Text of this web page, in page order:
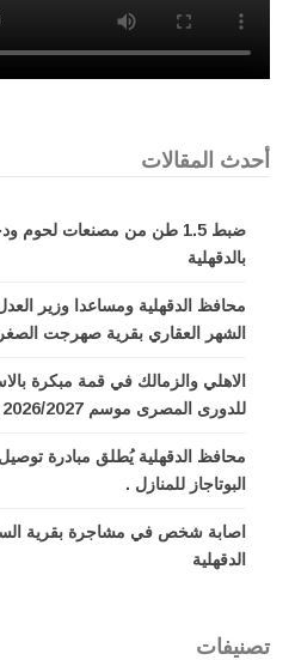
أحدث المقالات
ضبط 1.5 طن من مصنعات لحوم
بالدقهلية
محافظ الدقهلية ومساعدا وزير
الشهر العقاري بقرية صهرجت
الاهلي والزمالك في قمة مبكرة
للدورى المصرى موسم 2026/2027
محافظ الدقهلية يُطلق مبادرة
البوتاجاز للمنازل .
اصابة شخص في مشاجرة بقرية
الدقهلية
تصنيفات